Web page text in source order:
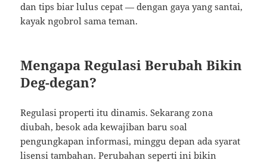
dan tips biar lulus cepat — dengan gaya yang santai,
kayak ngobrol sama teman.
Mengapa Regulasi Berubah Bikin
Deg-degan?
Regulasi properti itu dinamis. Sekarang zona
diubah, besok ada kewajiban baru soal
pengungkapan informasi, minggu depan ada syarat
lisensi tambahan. Perubahan seperti ini bikin